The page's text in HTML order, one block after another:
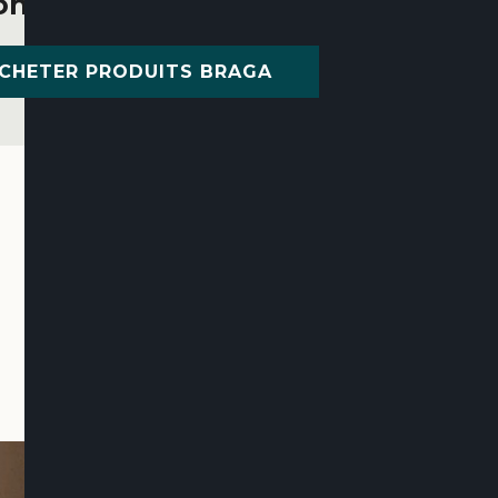
PRODUITS BRAGA